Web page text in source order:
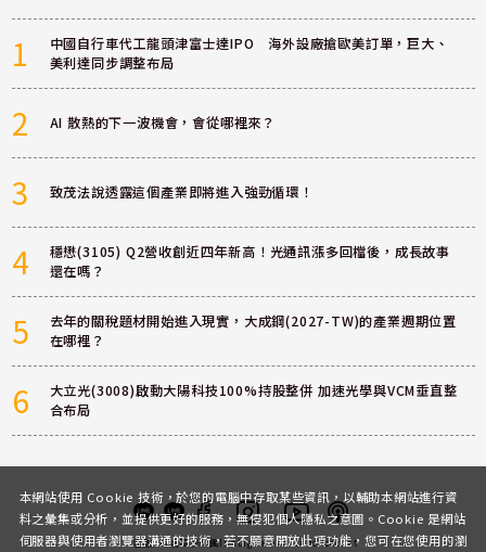
1
中國自行車代工龍頭津富士達IPO 海外設廠搶歐美訂單，巨大、
美利達同步調整布局
2 AI 散熱的下一波機會，會從哪裡來？
3 致茂法說透露這個產業即將進入強勁循環！
4
穩懋(3105) Q2營收創近四年新高！光通訊漲多回檔後，成長故事
還在嗎？
5
去年的關稅題材開始進入現實，大成鋼(2027-TW)的產業週期位置
在哪裡？
6
大立光(3008)啟動大陽科技100%持股整併 加速光學與VCM垂直整
合布局
客服 討論區粉絲團InstagramYoutubePodcast
本網站使用 Cookie 技術，於您的電腦中存取某些資訊，以輔助本網站進行資
料之彙集或分析，並提供更好的服務，無侵犯個人隱私之意圖。Cookie 是網站
伺服器與使用者瀏覽器溝通的技術，若不願意開放此項功能，您可在您使用的瀏